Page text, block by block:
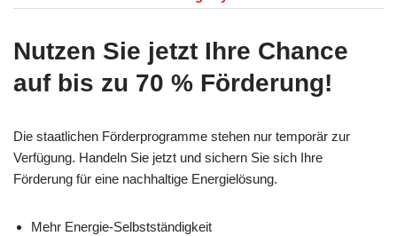
Nutzen Sie jetzt Ihre Chance
auf bis zu 70 % Förderung!
Die staatlichen Förderprogramme stehen nur temporär zur
Verfügung. Handeln Sie jetzt und sichern Sie sich Ihre
Förderung für eine nachhaltige Energielösung.
Mehr Energie-Selbstständigkeit